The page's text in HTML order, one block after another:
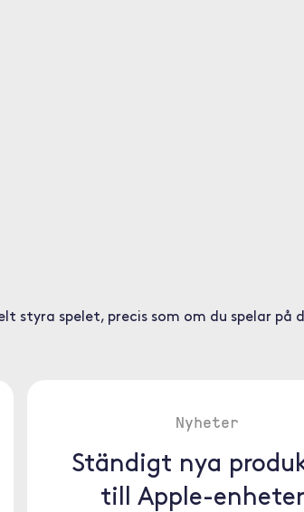
styra spelet, precis som om du spelar på
Nyheter
Ständigt nya
till Apple-